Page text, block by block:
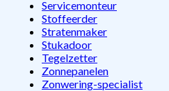
Servicemonteur
Stoffeerder
Stratenmaker
Stukadoor
Tegelzetter
Zonnepanelen
Zonwering-specialist